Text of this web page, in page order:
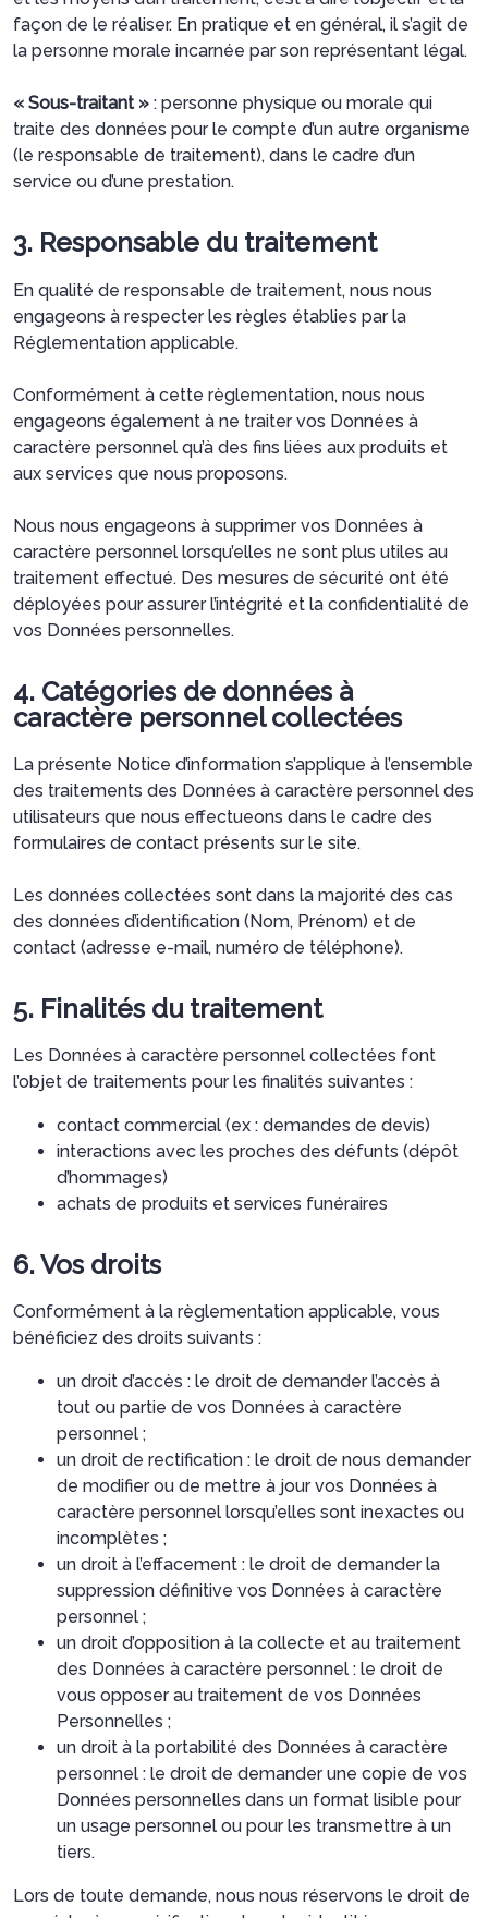
façon de le réaliser. En pratique et en général, il s’agit de
la personne morale incarnée par son représentant légal.
« Sous-traitant » : personne physique ou morale qui
traite des données pour le compte d’un autre organisme
(le responsable de traitement), dans le cadre d’un
service ou d’une prestation.
3. Responsable du traitement
En qualité de responsable de traitement, nous nous
engageons à respecter les règles établies par la
Réglementation applicable.
Conformément à cette règlementation, nous nous
engageons également à ne traiter vos Données à
caractère personnel qu’à des fins liées aux produits et
aux services que nous proposons.
Nous nous engageons à supprimer vos Données à
caractère personnel lorsqu’elles ne sont plus utiles au
traitement effectué. Des mesures de sécurité ont été
déployées pour assurer l’intégrité et la confidentialité de
vos Données personnelles.
4. Catégories de données à
caractère personnel collectées
La présente Notice d’information s’applique à l’ensemble
des traitements des Données à caractère personnel des
utilisateurs que nous effectueons dans le cadre des
formulaires de contact présents sur le site.
Les données collectées sont dans la majorité des cas
des données d’identification (Nom, Prénom) et de
contact (adresse e-mail, numéro de téléphone).
5. Finalités du traitement
Les Données à caractère personnel collectées font
l’objet de traitements pour les finalités suivantes :
contact commercial (ex : demandes de devis)
interactions avec les proches des défunts (dépôt
d’hommages)
achats de produits et services funéraires
6. Vos droits
Conformément à la règlementation applicable, vous
bénéficiez des droits suivants :
un droit d’accès : le droit de demander l’accès à
tout ou partie de vos Données à caractère
personnel ;
un droit de rectification : le droit de nous demander
de modifier ou de mettre à jour vos Données à
caractère personnel lorsqu’elles sont inexactes ou
incomplètes ;
un droit à l’effacement : le droit de demander la
suppression définitive vos Données à caractère
personnel ;
un droit d’opposition à la collecte et au traitement
des Données à caractère personnel : le droit de
vous opposer au traitement de vos Données
Personnelles ;
un droit à la portabilité des Données à caractère
personnel : le droit de demander une copie de vos
Données personnelles dans un format lisible pour
un usage personnel ou pour les transmettre à un
tiers.
Lors de toute demande, nous nous réservons le droit de